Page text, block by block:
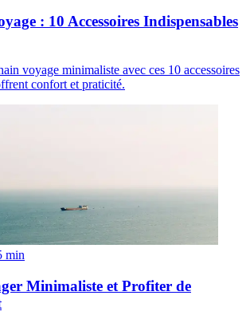
: 10 Accessoires Indispensables
voyage minimaliste avec ces 10 accessoires
confort et praticité.
min
Minimaliste et Profiter de